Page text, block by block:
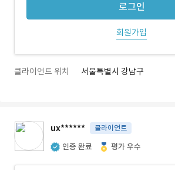
로그인
회원가입
클라이언트 위치 서울특별시 강남구
ux****** 클라이언트
인증 완료 평가 우수